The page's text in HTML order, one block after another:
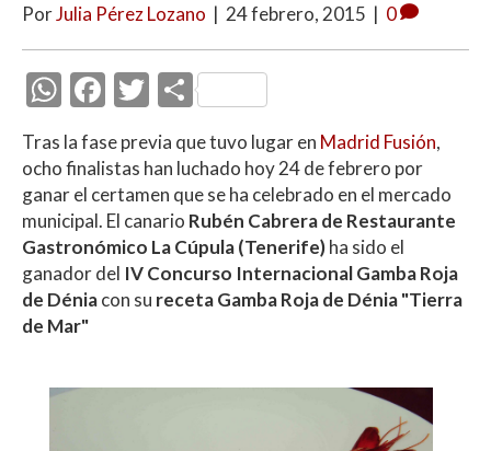
PorJulia Pérez Lozano | 24 febrero, 2015 | 0
W
h
at
s
A
p
p
F
e
b
o
o
k
T
w
itt
er
C
m
p
ar
ti
r
Tras la fase previa que tuvo lugar en Madrid Fusión,
ocho finalistas han luchado hoy 24 de febrero por
ganar el certamen que se ha celebrado en el mercado
municipal. El canario Rubén Cabrera de Restaurante
Gastronómico La Cúpula (Tenerife)ha sido el
ganador del IV Concurso Internacional Gamba Roja
de Déniacon su receta Gamba Roja de Dénia "Tierra
de Mar"